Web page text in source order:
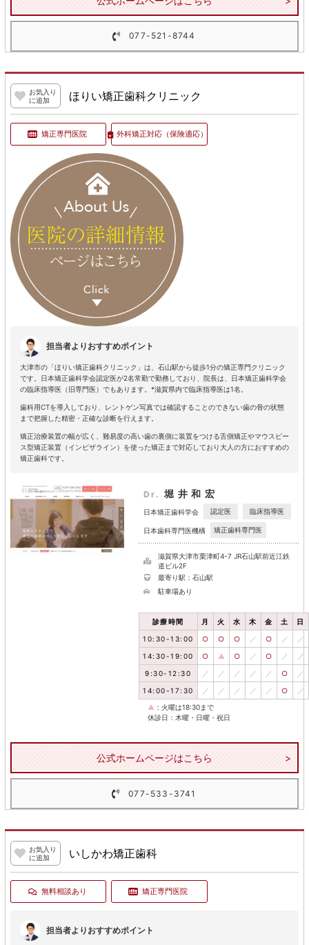
077-521-8744
お気入り
に追加
ほりい矯正歯科クリニック
矯正専門医院 外科矯正対応（保険適応）
担当者よりおすすめポイント
大津市の「ほりい矯正歯科クリニック」は、石山駅から徒歩1分の矯正専門クリニック
です。日本矯正歯科学会認定医が2名常勤で勤務しており、院長は、日本矯正歯科学会
の臨床指導医（旧専門医）でもあります。*滋賀県内で臨床指導医は1名。
歯科用CTを導入しており、レントゲン写真では確認することのできない歯の骨の状態
まで把握した精密・正確な診断を行えます。
矯正治療装置の幅が広く、難易度の高い歯の裏側に装置をつける舌側矯正やマウスピー
ス型矯正装置（インビザライン）を使った矯正まで対応しており大人の方におすすめの
矯正歯科です。
Dr. 堀井和宏
日本矯正歯科学会 認定医 臨床指導医
日本歯科専門医機構 矯正歯科専門医
滋賀県大津市栗津町4-7 JR石山駅前近江鉄
道ビル2F
最寄り駅：石山駅
駐車場あり
診療時間 月 火 水 木 金 土 日
10:30-13:00 ○ ○ ○ ／ ○ ／ ／
14:30-19:00 ○ ▲ ○ ／ ○ ／ ／
9:30-12:30 ／ ／ ／ ／ ／ ○ ／
14:00-17:30 ／ ／ ／ ／ ／ ○ ／
▲ ：火曜は18:30まで
休診日：木曜・日曜・祝日
公式ホームページはこちら
077-533-3741
お気入り
に追加
いしかわ矯正歯科
無料相談あり 矯正専門医院
担当者よりおすすめポイント